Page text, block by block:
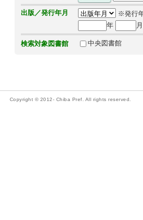
出版／発行年月
※発行
年
検索対象図書館 中央図書館
Copyright © 2012- Chiba Pref. All rights reserved.